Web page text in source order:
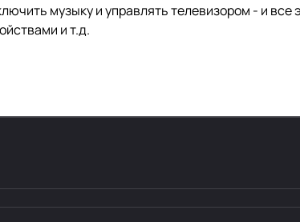
музыку и управлять телевизором - и все
и т.д.